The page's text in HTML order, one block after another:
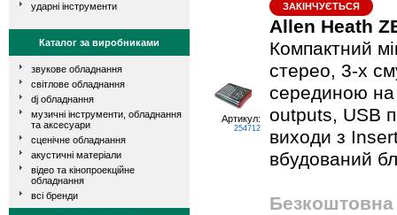
ударні інструменти
Каталог за виробниками
звукове обладнання
світлове обладнання
dj обладнання
музичні інструменти, обладнання
та аксесуари
сценічне обладнання
акустичні матеріали
відео та кінопроекційне
обладнання
всі бренди
Артикул:
254712
ЗАКІНЧУЄТЬСЯ
Allen Heath
Компактний
стерео, 3-х
серединою на
outputs, USB
виходи з
вбудований
Безкоштовна